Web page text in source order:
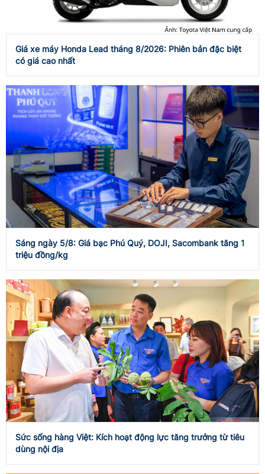
Giá xe máy Honda Lead tháng 8/2026: Phiên bản đặc biệt
có giá cao nhất
Sáng ngày 5/8: Giá bạc Phú Quý, DOJI, Sacombank tăng 1
triệu đồng/kg
Sức sống hàng Việt: Kích hoạt động lực tăng trưởng từ tiêu
dùng nội địa